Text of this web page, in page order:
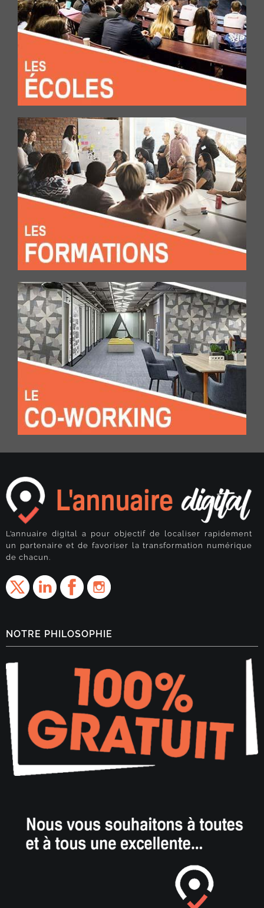
L’annuaire digital a pour objectif de localiser rapidement
un partenaire et de favoriser la transformation numérique
de chacun.
NOTRE PHILOSOPHIE